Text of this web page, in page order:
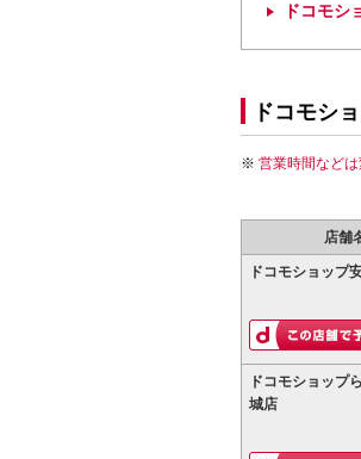
ドコモシ
ドコモシ
営業時間など
店舗
ドコモショップ
ドコモショップ
城店